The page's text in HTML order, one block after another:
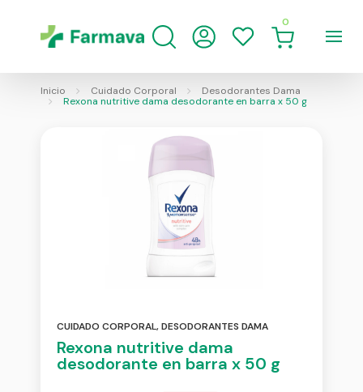
0
Inicio Cuidado Corporal
Desodorantes Dama
Rexona nutritive dama desodorante en barra x 50 g
CUIDADO CORPORAL,DESODORANTES DAMA
Rexona nutritive dama
desodorante en barra x 50 g